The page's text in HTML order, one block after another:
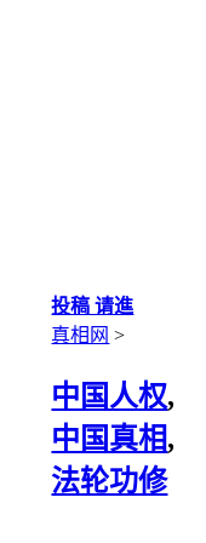
投稿 请進
真相网 >
中国人权,
中国真相,
法轮功修